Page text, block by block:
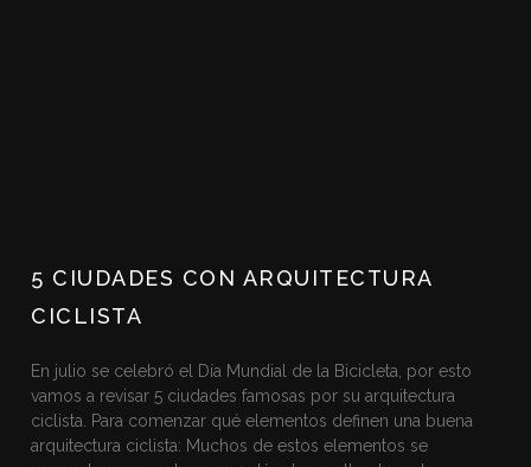
5 CIUDADES CON ARQUITECTURA
CICLISTA
En julio se celebró el Día Mundial de la Bicicleta, por esto
vamos a revisar 5 ciudades famosas por su arquitectura
ciclista. Para comenzar qué elementos definen una buena
arquitectura ciclista: Muchos de estos elementos se